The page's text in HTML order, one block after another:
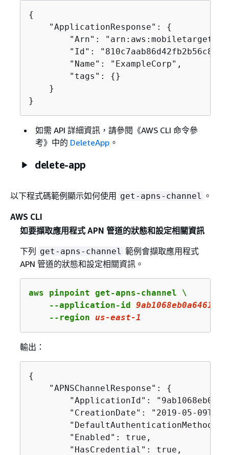
{
    "ApplicationResponse":
{
"Arn":
"Id":
        "Name": "ExampleCorp",
        "tags":
{}
    }
}
如需 API 詳細資訊，請參閱《AWS CLI 命令參
考》 中的 DeleteApp 。
delete-app
以下程式碼範例顯示如何使用 get-apns-channel 。
AWS CLI
如要擷取應用程式 APN 管道的狀態和設定相關資訊
下列
get-apns-channel 範例會擷取應用程式
APN 管道的狀態和設定相關資訊。
aws pinpoint get-apns-channel \
    --application-id
    --region
us-east-1
輸出：
{
    "APNSChannelResponse":
{
"ApplicationId":
"CreationDate": "2019-05-
"DefaultAuthenticationMethod":
        "Enabled": true,
        "HasCredential": true,